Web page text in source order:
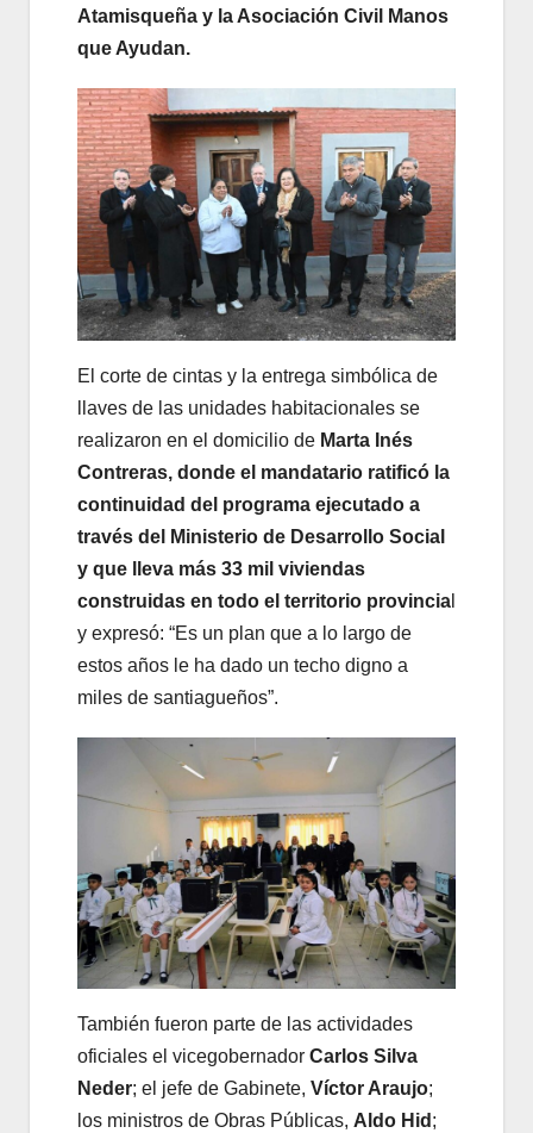
Atamisqueña y la Asociación Civil Manos
que Ayudan.
El corte de cintas y la entrega simbólica de
llaves de las unidades habitacionales se
realizaron en el domicilio de Marta Inés
Contreras, donde el mandatario ratificó la
continuidad del programa ejecutado a
través del Ministerio de Desarrollo Social
y que lleva más 33 mil viviendas
construidas en todo el territorio provincia
y expresó: “Es un plan que a lo largo de
estos años le ha dado un techo digno a
miles de santiagueños”.
También fueron parte de las actividades
oficiales el vicegobernador Carlos Silva
Neder; el jefe de Gabinete, Víctor Araujo;
los ministros de Obras Públicas, Aldo Hid ;